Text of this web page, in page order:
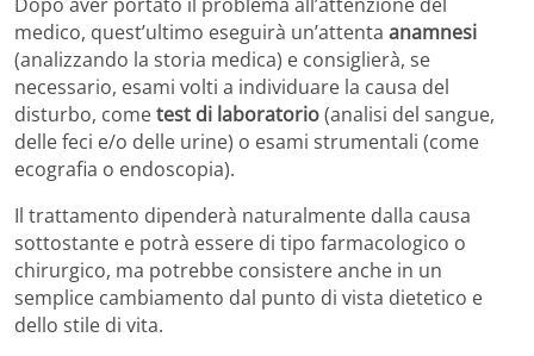
medico, quest’ultimo eseguirà un’attenta anamnesi
(analizzando la storia medica) e consiglierà, se
necessario, esami volti a individuare la causa del
disturbo, cometest di laboratorio(analisi del sangue,
delle feci e/o delle urine) o esami strumentali (come
ecografia o endoscopia).
Il trattamento dipenderà naturalmente dalla causa
sottostante e potrà essere di tipo farmacologico o
chirurgico, ma potrebbe consistere anche in un
semplice cambiamento dal punto di vista dietetico e
dello stile di vita.